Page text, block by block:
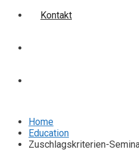
Kontakt
Home
Education
Zuschlagskriterien-